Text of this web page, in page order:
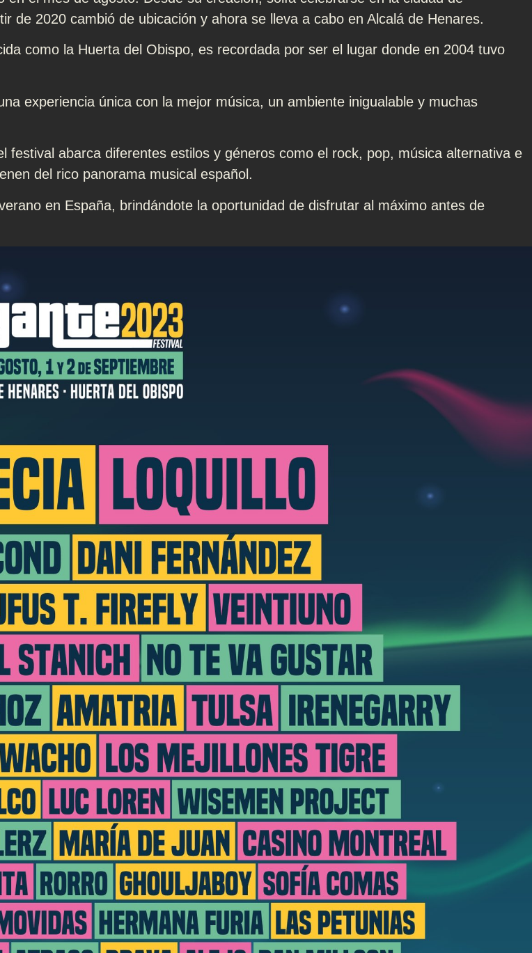
de 2020 cambió de ubicación y ahora se lleva a cabo en Alcalá de Henares.
como la Huerta del Obispo, es recordada por ser el lugar donde en 2004 tuvo
experiencia única con la mejor música, un ambiente inigualable y muchas
festival abarca diferentes estilos y géneros como el rock, pop, música alternativa e
del rico panorama musical español.
en España, brindándote la oportunidad de disfrutar al máximo antes de